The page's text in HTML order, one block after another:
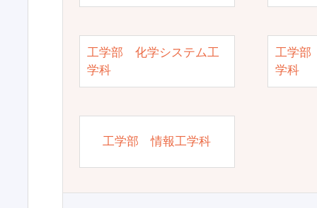
工学部 化学システム工
学科
工学部
学科
工学部 情報工学科